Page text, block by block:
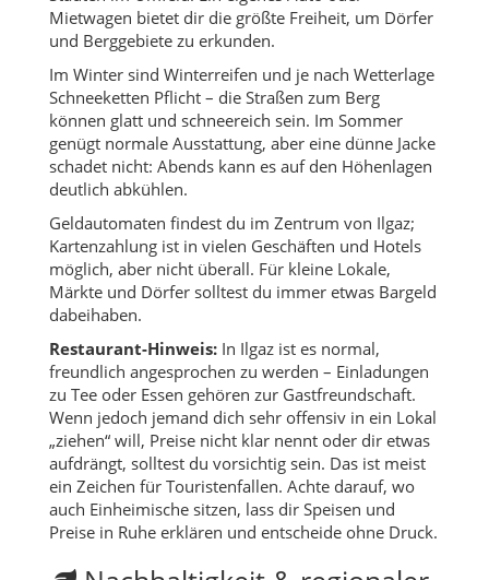
Mietwagen bietet dir die größte Freiheit, um Dörfer
und Berggebiete zu erkunden.
Im Winter sind Winterreifen und je nach Wetterlage
Schneeketten Pflicht – die Straßen zum Berg
können glatt und schneereich sein. Im Sommer
genügt normale Ausstattung, aber eine dünne Jacke
schadet nicht: Abends kann es auf den Höhenlagen
deutlich abkühlen.
Geldautomaten findest du im Zentrum von Ilgaz;
Kartenzahlung ist in vielen Geschäften und Hotels
möglich, aber nicht überall. Für kleine Lokale,
Märkte und Dörfer solltest du immer etwas Bargeld
dabeihaben.
Restaurant-Hinweis: In Ilgaz ist es normal,
freundlich angesprochen zu werden – Einladungen
zu Tee oder Essen gehören zur Gastfreundschaft.
Wenn jedoch jemand dich sehr offensiv in ein Lokal
„ziehen“ will, Preise nicht klar nennt oder dir etwas
aufdrängt, solltest du vorsichtig sein. Das ist meist
ein Zeichen für Touristenfallen. Achte darauf, wo
auch Einheimische sitzen, lass dir Speisen und
Preise in Ruhe erklären und entscheide ohne Druck.